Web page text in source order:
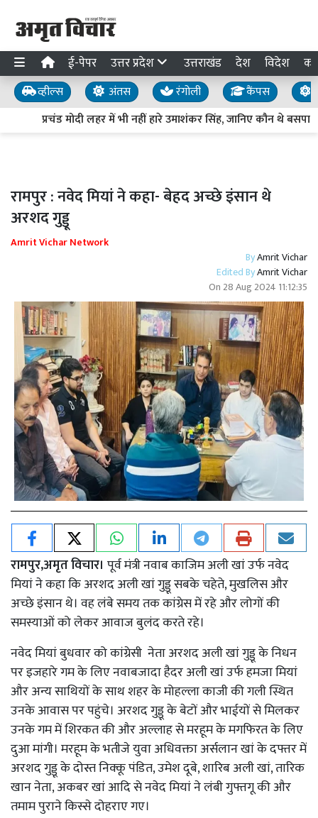
ई-पेपर उत्तर प्रदेश उत्तराखंड देश विदेश
व्हील्स अंतस रंगोली कैंपस
प्रचंड मोदी लहर में भी नहीं हारे उमाशंकर सिंह, जानिए कौन थे
रामपुर : नवेद मियां ने कहा- बेहद अच्छे इंसान थे
अरशद गुड्डू
Amrit Vichar Network
ByAmrit Vichar
Edited ByAmrit Vichar
On 28 Aug 2024 11:12:35
रामपुर,अमृत विचार। पूर्व मंत्री नवाब काजिम अली खां उर्फ नवेद
मियां ने कहा कि अरशद अली खां गुड्डू सबके चहेते, मुखलिस और
अच्छे इंसान थे। वह लंबे समय तक कांग्रेस में रहे और लोगों की
समस्याओं को लेकर आवाज बुलंद करते रहे।
नवेद मियां बुधवार को कांग्रेसी नेता अरशद अली खां गुड्डू के निधन
पर इजहारे गम के लिए नवाबजादा हैदर अली खां उर्फ हमजा मियां
और अन्य साथियों के साथ शहर के मोहल्ला काजी की गली स्थित
उनके आवास पर पहुंचे। अरशद गुड्डू के बेटों और भाईयों से मिलकर
उनके गम में शिरकत की और अल्लाह से मरहूम के मगफिरत के लिए
दुआ मांगी। मरहूम के भतीजे युवा अधिवक्ता अर्सलान खां के दफ्तर में
अरशद गुड्डू के दोस्त निक्कू पंडित, उमेश दूबे, शारिब अली खां, तारिक
खान नेता, अकबर खां आदि से नवेद मियां ने लंबी गुफ्तगू की और
तमाम पुराने किस्से दोहराए गए।